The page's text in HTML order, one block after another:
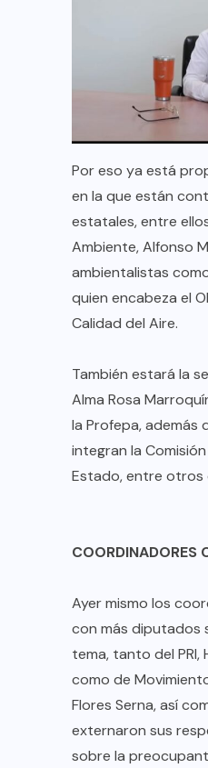
Por eso ya está
en la que están
estatales, entre
Ambiente, Alfonso
ambientalistas
quien encabeza el
Calidad del Aire.
También estará la
Alma Rosa
la Profepa, además
integran la
Estado, entre otros
COORDINADORES
Ayer mismo los
con más diputados
tema, tanto del
como de
Flores Serna, así
externaron sus
sobre la